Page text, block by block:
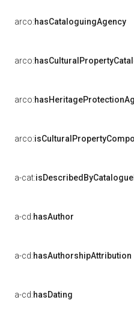
arco:hasCataloguingAgency
arco:
arco:
arco:
a-cat:
a-cd:hasAuthor
a-cd:hasAuthorshipAttribution
a-cd:hasDating